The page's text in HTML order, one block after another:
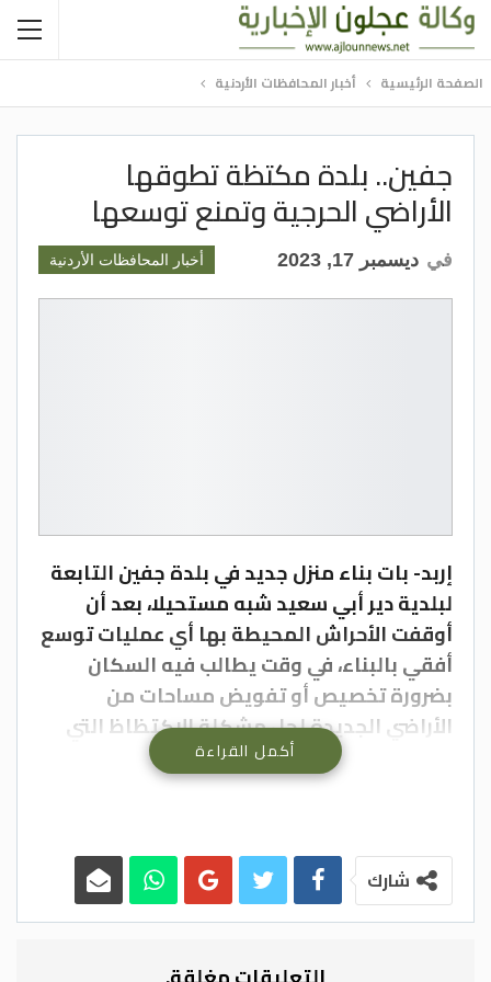
الصفحة الرئيسية أخبار المحافظات الأردنية
جفين.. بلدة مكتظة تطوقها
الأراضي الحرجية وتمنع توسعها
أخبار المحافظات الأردنية في ديسمبر 17, 2023
إربد- بات بناء منزل جديد في بلدة جفين التابعة
لبلدية دير أبي سعيد شبه مستحيلا، بعد أن
أوقفت الأحراش المحيطة بها أي عمليات توسع
أفقي بالبناء، في وقت يطالب فيه السكان
بضرورة تخصيص أو تفويض مساحات من
الأراضي الجديدة لحل مشكلة الاكتظاظ التي
تزداد تفاقما.
الأراضي الحرجية او تفويضها لهم، خصوصا تلك
الأراضي الملاصقة للتنظيم والقريبة من خدمات
البنية التحتية.
أكمل القراءة
شارك